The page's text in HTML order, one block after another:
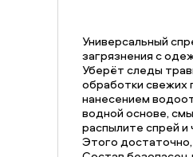
Универсальный
загрязнения с
Уберёт следы
обработки свежих
нанесением
водной основе,
распылите спрей
Этого